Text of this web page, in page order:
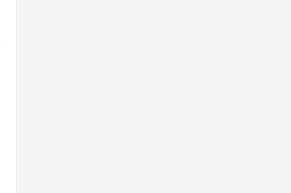
Топпосадовцю Повітряних Сил